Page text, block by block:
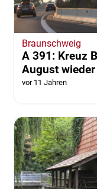
Braunschweig
A 391: Kreuz
August
vor 11 Jahren